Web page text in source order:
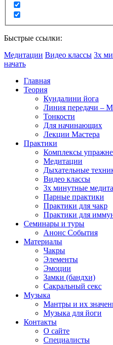
Быстрые ссылки:
Медитации Видео классы 3х
начать
Главная
Теория
Кундалини йога
Линия передачи –
Тонкости
Для начинающих
Лекции Мастера
Практики
Комплексы
Медитации
Дыхательные
Видео классы
3х минутные
Парные практики
Практики для чакр
Практики для
Семинары и туры
Анонс События
Материалы
Чакры
Элементы
Эмоции
Замки (бандхи)
Сакральный секс
Музыка
Мантры и их
Музыка для йоги
Контакты
О сайте
Специалисты